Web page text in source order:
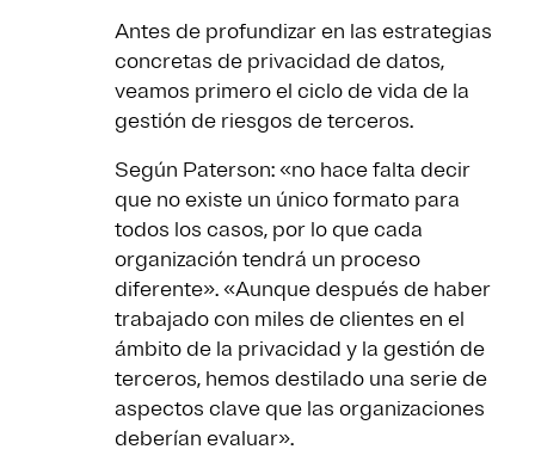
Antes de profundizar en las estrategias
concretas de privacidad de datos,
veamos primero el ciclo de vida de la
gestión de riesgos de terceros.
Según Paterson: «no hace falta decir
que no existe un único formato para
todos los casos, por lo que cada
organización tendrá un proceso
diferente». «Aunque después de haber
trabajado con miles de clientes en el
ámbito de la privacidad y la gestión de
terceros, hemos destilado una serie de
aspectos clave que las organizaciones
deberían evaluar».